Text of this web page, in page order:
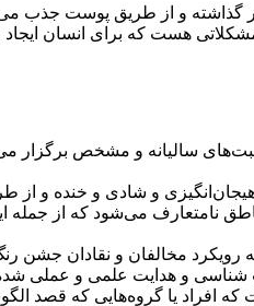
گذاشته و از طریق پوست جذب
هست که برای انسان ایجاد
سالیانه و مشخص برگزار
و شادی و خنده و
نامتعارف می‌شود که از
که رویکرد مخالفان و نقادان
شناسی و هدایت علمی و عملی
افراد یا گروه‌ها‌یی که قصد